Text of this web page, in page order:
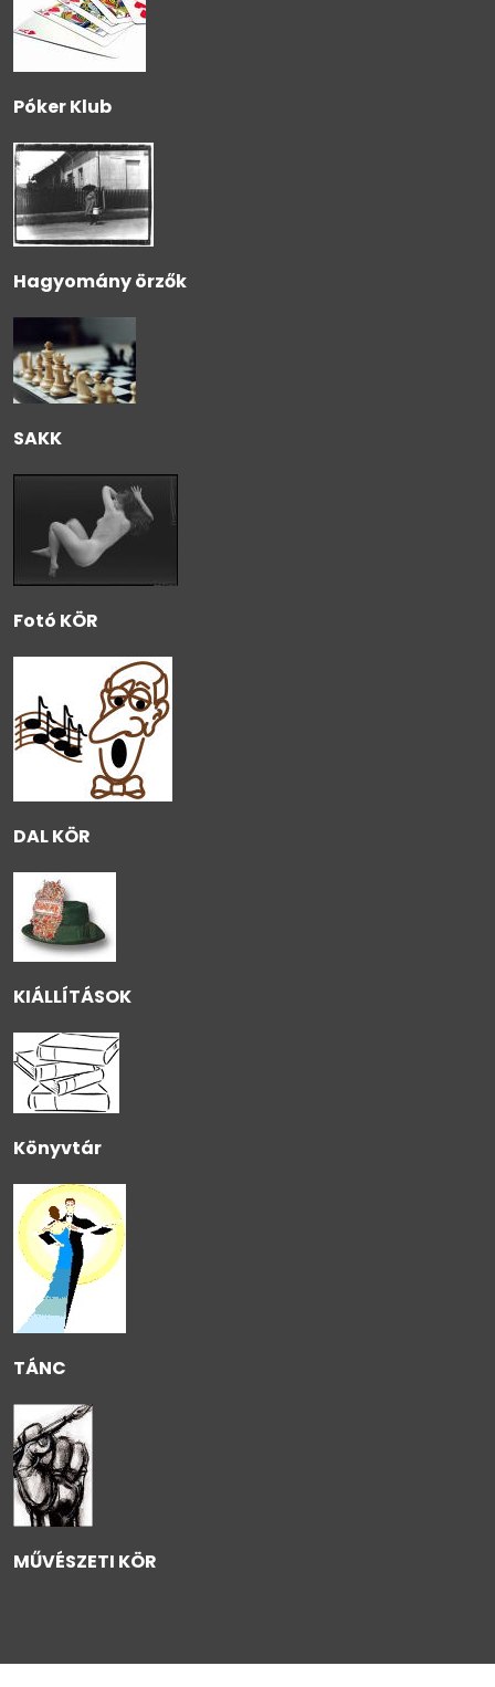
Póker Klub
Hagyomány örzők
SAKK
Fotó KÖR
DAL KÖR
KIÁLLÍTÁSOK
Könyvtár
TÁNC
MŰVÉSZETI KÖR